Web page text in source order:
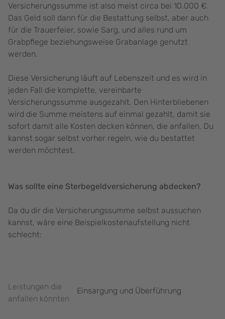
Versicherungssumme ist also meist circa bei 10.000 €.
Das Geld soll dann für die Bestattung selbst, aber auch
für die Trauerfeier, sowie Sarg, und alles rund um
Grabpflege beziehungsweise Grabanlage genutzt
werden.
Diese Versicherung läuft auf Lebenszeit und es wird in
jeden Fall die komplette, vereinbarte
Versicherungssumme ausgezahlt. Den Hinterbliebenen
wird die Summe meistens auf einmal gezahlt, damit sie
sofort damit alle Kosten decken können, die anfallen. Du
kannst sogar selbst vorher regeln, wie du bestattet
werden möchtest.
Was sollte eine Sterbegeldversicherung abdecken?
Da du dir die Versicherungssumme selbst aussuchen
kannst, wäre eine Beispielkostenaufstellung nicht
schlecht:
Leistungen die
anfallen könnten
Einsargung und Überführung